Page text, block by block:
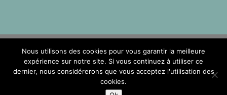
2017©Temps de Rêve -Mentions
Nous utilisons des cookies pour vous garantir la meilleure
expérience sur notre site. Si vous continuez à utiliser ce
dernier, nous considérerons que vous acceptez l'utilisation des
cookies.